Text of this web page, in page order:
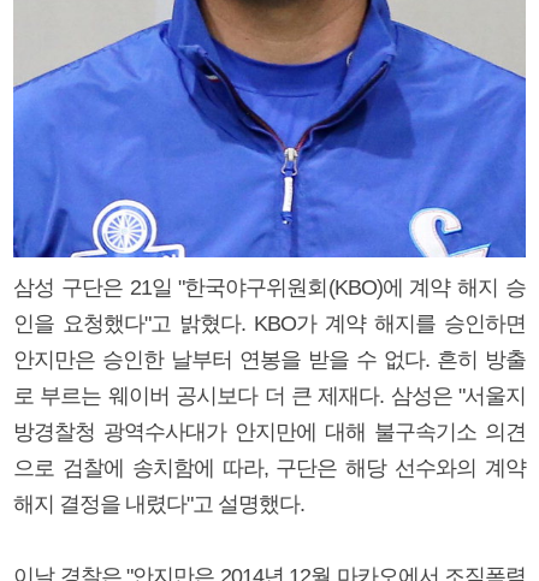
삼성 구단은 21일 "한국야구위원회(KBO)에 계약 해지 승
인을 요청했다"고 밝혔다. KBO가 계약 해지를 승인하면
안지만은 승인한 날부터 연봉을 받을 수 없다. 흔히 방출
로 부르는 웨이버 공시보다 더 큰 제재다. 삼성은 "서울지
방경찰청 광역수사대가 안지만에 대해 불구속기소 의견
으로 검찰에 송치함에 따라, 구단은 해당 선수와의 계약
해지 결정을 내렸다"고 설명했다.
이날 경찰은 "안지만은 2014년 12월 마카오에서 조직폭력